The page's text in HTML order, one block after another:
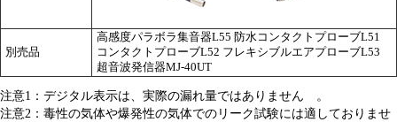
別売品
高感度パラボラ集音器L55 防水コンタクトプローブL51
コンタクトプローブL52 フレキシブルエアプローブL53
超音波発信器MJ-40UT
注意1：デジタル表示は、実際の漏れ量ではありません 。
注意2：毒性の気体や爆発性の気体でのリーク試験には適しておりませ